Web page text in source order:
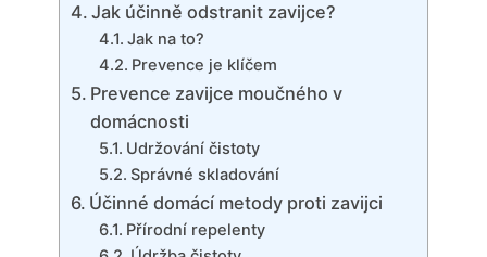
Jak účinně odstranit zavijce?
Jak na to?
Prevence je klíčem
Prevence zavijce moučného v
domácnosti
Udržování čistoty
Správné skladování
Účinné domácí metody proti zavijci
Přírodní repelenty